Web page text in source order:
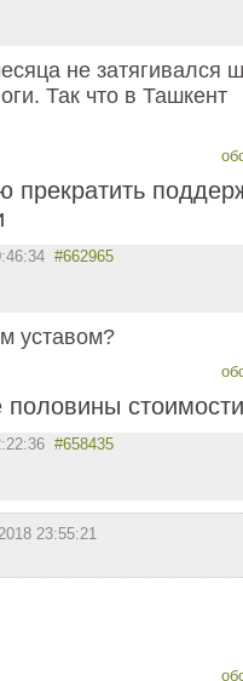
не затягивался
Так что в Ташкент
прекратить
#662965
уставом?
половины стоимости
#658435
23:55:21